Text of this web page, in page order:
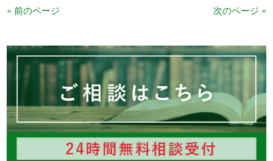
« 前のページ 次のページ »